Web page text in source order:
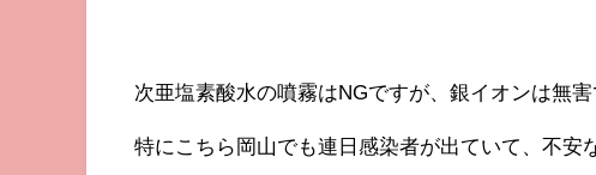
次亜塩素酸水の噴霧はNGですが、銀イオンは無害
特にこちら岡山でも連日感染者が出ていて、不安